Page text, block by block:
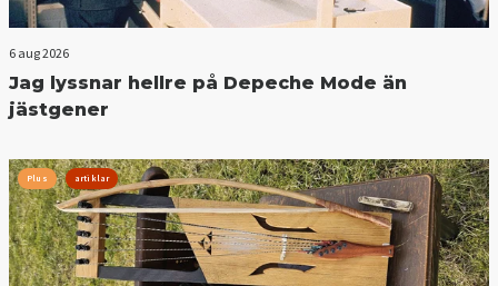
6 aug 2026
Jag lyssnar hellre på Depeche Mode än
jästgener
Plus artiklar